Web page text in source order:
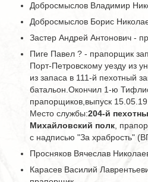
Добросмыслов Владимир
Добросмыслов Борис
Застер Андрей Антонович -
Пиге Павел ? - прапорщик
Порт-Петровскому уезду из
из запаса в 111-й пехотный
батальон.Окончил 1-ю
прапорщиков,выпуск
Место службы:204-й
Михайловский полк ,
с надписью "За храбрость"
Просняков Вячеслав
Карасев Василий